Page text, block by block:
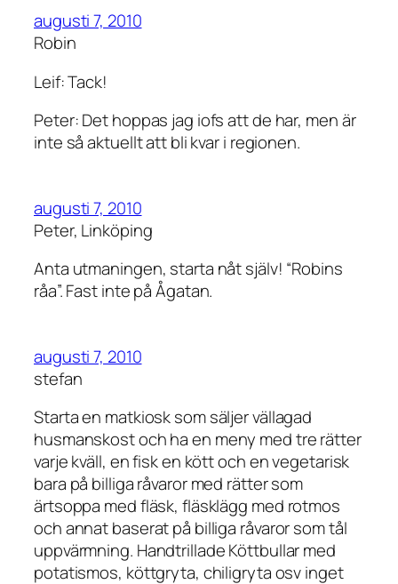
augusti 7, 2010
Robin
Leif: Tack!
Peter: Det hoppas jag iofs att de har, men är
inte så aktuellt att bli kvar i regionen.
augusti 7, 2010
Peter, Linköping
Anta utmaningen, starta nåt själv! “Robins
råa”. Fast inte på Ågatan.
augusti 7, 2010
stefan
Starta en matkiosk som säljer vällagad
husmanskost och ha en meny med tre rätter
varje kväll, en fisk en kött och en vegetarisk
bara på billiga råvaror med rätter som
ärtsoppa med fläsk, fläsklägg med rotmos
och annat baserat på billiga råvaror som tål
uppvärmning. Handtrillade Köttbullar med
potatismos, köttgryta, chiligryta osv inget